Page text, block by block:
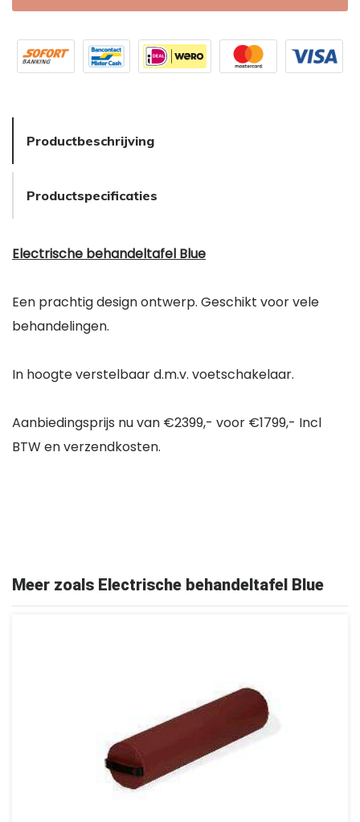
Productbeschrijving
Productspecificaties
Electrische behandeltafel Blue
Een prachtig design ontwerp. Geschikt voor vele
behandelingen.
In hoogte verstelbaar d.m.v. voetschakelaar.
Aanbiedingsprijs nu van €2399,- voor €1799,- Incl
BTW en verzendkosten.
Meer zoals Electrische behandeltafel Blue